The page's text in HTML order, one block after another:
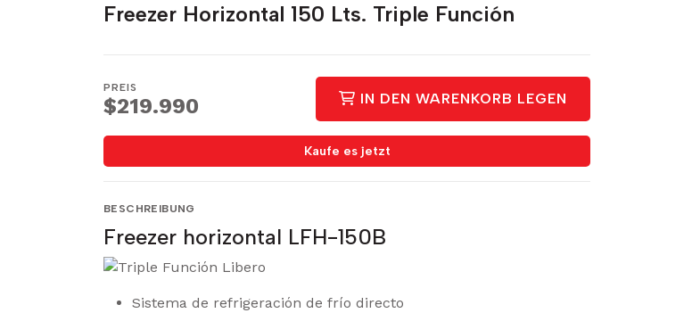
Freezer Horizontal 150 Lts. Triple Función
PREIS
$219.990 IN DEN WARENKORB LEGEN
Kaufe es jetzt
BESCHREIBUNG
Freezer horizontal LFH-150B
Sistema de refrigeración de frío directo